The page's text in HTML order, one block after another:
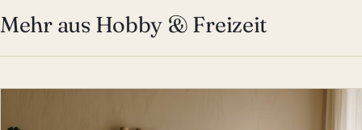
Mehr aus Hobby & Freizeit